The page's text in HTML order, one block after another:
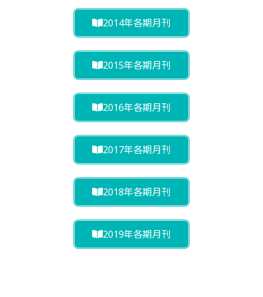
2014年各期月刊
2015年各期月刊
2016年各期月刊
2017年各期月刊
2018年各期月刊
2019年各期月刊